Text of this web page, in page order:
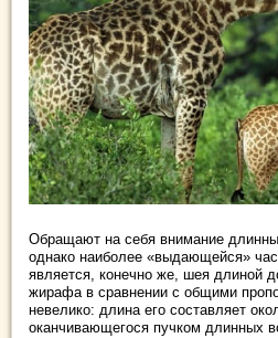
Обращают на себя внимание
однако наиболее «выдающейся»
является, конечно же, шея длиной
жирафа в сравнении с общими
невелико: длина его составляет
оканчивающегося пучком длинных